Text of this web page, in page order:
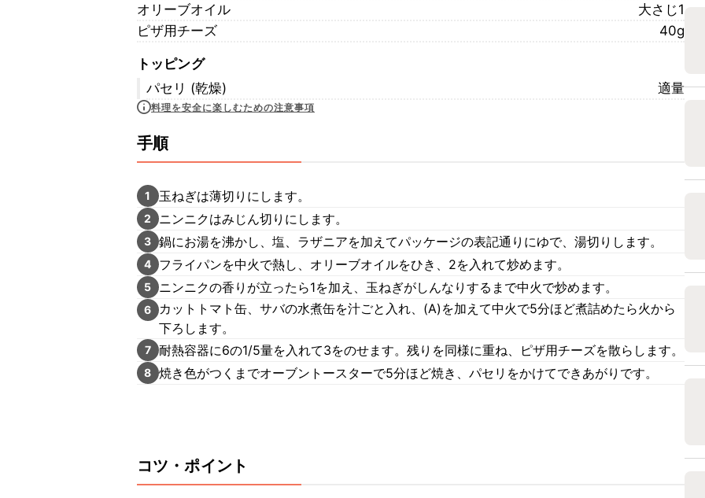
オリーブオイル
大さじ1
ピザ用チーズ
40g
トッピング
パセリ (乾燥)
適量
料理を安全に楽しむための注意事項
手順
1 玉ねぎは薄切りにします。
2 ニンニクはみじん切りにします。
3 鍋にお湯を沸かし、塩、ラザニアを加えてパッケージの表記通りにゆで、湯切りします。
4 フライパンを中火で熱し、オリーブオイルをひき、2を入れて炒めます。
5 ニンニクの香りが立ったら1を加え、玉ねぎがしんなりするまで中火で炒めます。
6
カットトマト缶、サバの水煮缶を汁ごと入れ、(A)を加えて中火で5分ほど煮詰めたら火から
下ろします。
7 耐熱容器に6の1/5量を入れて3をのせます。残りを同様に重ね、ピザ用チーズを散らします。
8 焼き色がつくまでオーブントースターで5分ほど焼き、パセリをかけてできあがりです。
コツ・ポイント